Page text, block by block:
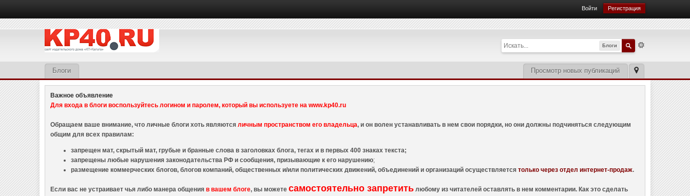
Войти Регистрация
Блоги
Просмотр новых публикаций
Блоги
Важное объявление
Для входа в блоги воспользуйтесь логином и паролем, который вы используете на www.kp40.ru
Обращаем ваше внимание, что личные блоги хоть являютсяличным пространством его владельца, и он волен устанавливать в нем свои порядки, но они должны подчиняться следующим
общим для всех правилам:
запрещен мат, скрытый мат, грубые и бранные слова в заголовках блога, тегах и в первых 400 знаках текста;
запрещены любые нарушения законодательства РФ и сообщения, призывающие к его нарушению;
размещение коммерческих блогов, блогов компаний, общественных и/или политических движений, объединений и организаций осуществляетсятолько через отдел интернет-продаж.
Если вас не устраивает чья либо манера общенияв вашем блоге, вы можетесамостоятельно запретить любому из читателей оставлять в нем комментарии. Как это сделать